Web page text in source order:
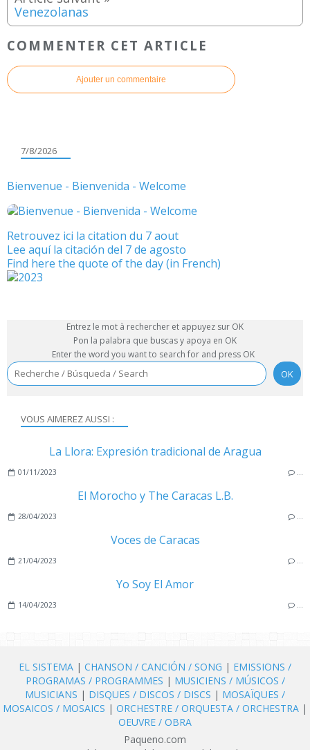
Venezolanas
COMMENTER CET ARTICLE
Ajouter un commentaire
VOUS AIMEREZ AUSSI :
La Llora: Expresión tradicional de Aragua
01/11/2023 …
El Morocho y The Caracas L.B.
28/04/2023 …
Voces de Caracas
21/04/2023 …
Yo Soy El Amor
14/04/2023 …
7/8/2026
Bienvenue - Bienvenida - Welcome
Retrouvez ici la citation du 7 aout
Lee aquí la citación del 7 de agosto
Find here the quote of the day (in French)
Entrez le mot à rechercher et appuyez sur OK
Pon la palabra que buscas y apoya en OK
Enter the word you want to search for and press OK
EL SISTEMA | CHANSON / CANCIÓN / SONG | EMISSIONS /
PROGRAMAS / PROGRAMMES | MUSICIENS / MÚSICOS /
MUSICIANS | DISQUES / DISCOS / DISCS | MOSAÏQUES /
MOSAICOS / MOSAICS | ORCHESTRE / ORQUESTA / ORCHESTRA |
OEUVRE / OBRA
Paqueno.com